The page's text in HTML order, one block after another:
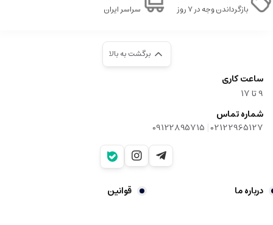
بازگرداندن وجه در ۷ روز
سراسر ایران
برگشت به بالا
ساعت کاری
9‌ تا ۱۷
شماره تماس
02122965127
|
09122895715
درباره ما قوانین